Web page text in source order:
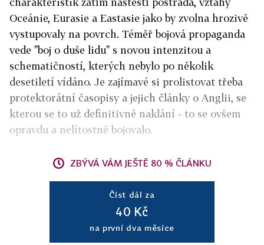
Oceánie, Eurasie a Eastasie jako by zvolna hrozivě
vystupovaly na povrch. Téměř bojová propaganda
vede "boj o duše lidu" s novou intenzitou a
schematičností, kterých nebylo po několik
desetiletí vídáno. Je zajímavé si prolistovat třeba
protektorátní časopisy a jejich články o Anglii, se
kterou se to už definitivně naklání - to se ovšem
opravdu a nelítostně bojovalo.
ZBÝVÁ VÁM JEŠTĚ 80 % ČLÁNKU
Číst dál za
40 Kč
na první dva měsíce